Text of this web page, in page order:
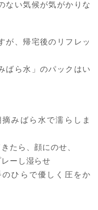
ない気候が気がかりな
が、帰宅後のリフレッ
ばら水」のパックはい
みばら水で濡らしま
たら、顔にのせ、
ーし湿らせ
ひらで優しく圧をか